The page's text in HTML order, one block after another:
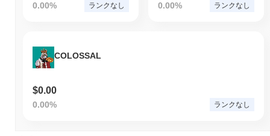
0.00% ランクなし 0.00% ランクなし
COLOSSAL
$0.00
0.00% ランクなし